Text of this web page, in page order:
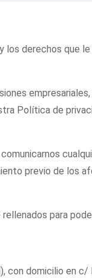
los derechos que
Política de
previo de los
para
con domicilio en c/